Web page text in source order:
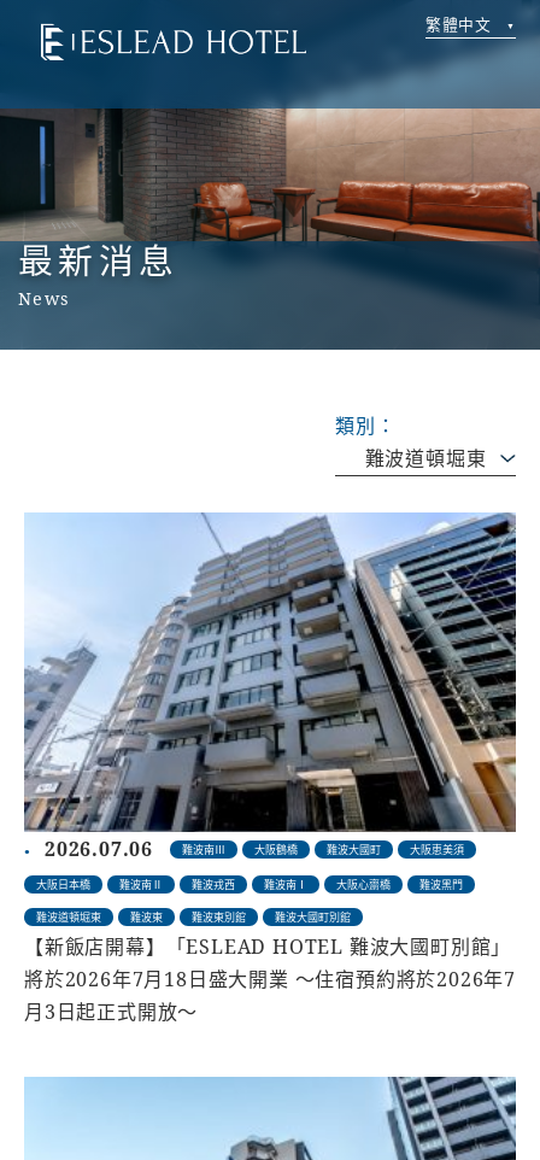
繁體中文
最新消息
News
類別：
難波道頓堀東
2026.07.06 難波南Ⅲ 大阪鶴橋 難波大國町 大阪恵美須
大阪日本橋 難波南Ⅱ 難波戎西 難波南Ⅰ 大阪心齋橋 難波黑門
難波道頓堀東 難波東 難波東別館 難波大國町別館
【新飯店開幕】「ESLEAD HOTEL 難波大國町別館」
將於2026年7月18日盛大開業 ～住宿預約將於2026年7
月3日起正式開放～